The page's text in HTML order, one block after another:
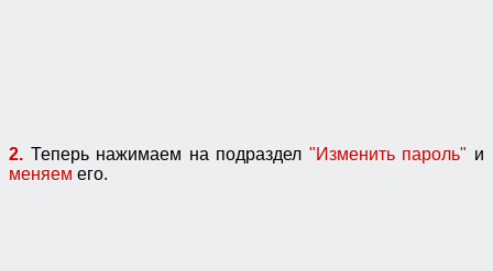
2. Теперь нажимаем на подраздел "Изменить пароль" и
меняем его.